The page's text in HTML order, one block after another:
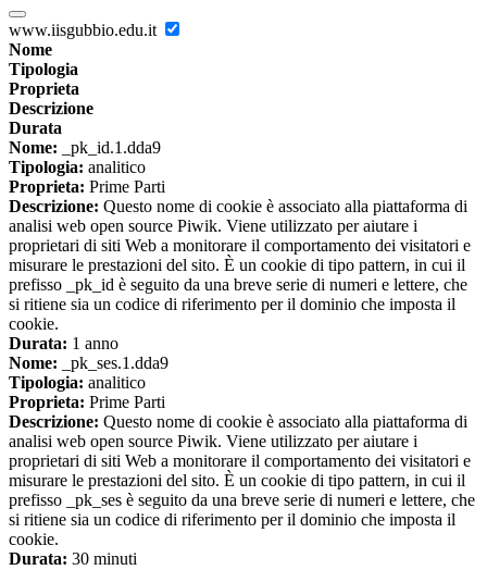
www.iisgubbio.edu.it
Nome
Tipologia
Proprieta
Descrizione
Durata
Nome: _pk_id.1.dda9
Tipologia: analitico
Proprieta: Prime Parti
Descrizione: Questo nome di cookie è associato alla piattaforma di
analisi web open source Piwik. Viene utilizzato per aiutare i
proprietari di siti Web a monitorare il comportamento dei visitatori e
misurare le prestazioni del sito. È un cookie di tipo pattern, in cui il
prefisso _pk_id è seguito da una breve serie di numeri e lettere, che
si ritiene sia un codice di riferimento per il dominio che imposta il
cookie.
Durata: 1 anno
Nome: _pk_ses.1.dda9
Tipologia: analitico
Proprieta: Prime Parti
Descrizione: Questo nome di cookie è associato alla piattaforma di
analisi web open source Piwik. Viene utilizzato per aiutare i
proprietari di siti Web a monitorare il comportamento dei visitatori e
misurare le prestazioni del sito. È un cookie di tipo pattern, in cui il
prefisso _pk_ses è seguito da una breve serie di numeri e lettere, che
si ritiene sia un codice di riferimento per il dominio che imposta il
cookie.
Durata: 30 minuti